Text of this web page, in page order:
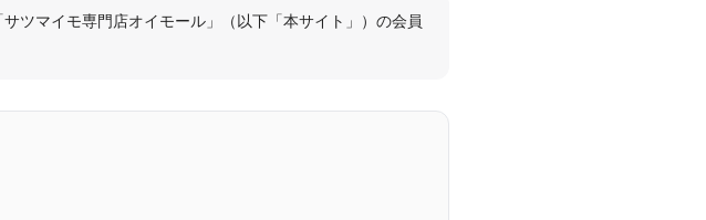
ツマイモ専門店オイモール」（以下「本サイト」）の会員